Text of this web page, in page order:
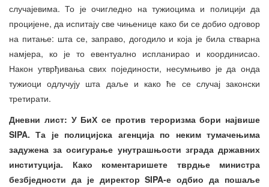
случајевима. То је очигледно на тужиоцима и полицији да
процијене, да испитају све чињенице како би се добио одговор
на питање: шта се, заправо, догодило и која је била стварна
намјера, ко је то евентуално испланирао и координисао.
Након утврђивања свих појединости, несумњиво је да онда
тужиоци одлучују шта даље и како ће се случај законски
третирати.
Дневни лист: У БиХ се против тероризма бори највише
SIPA. Та је полицијска агенција по неким тумачењима
задужена за осигурање унутрашњости зграда државних
институција. Како коментаришете тврдње министра
безбједности да је директор SIPA-е одбио да пошаље